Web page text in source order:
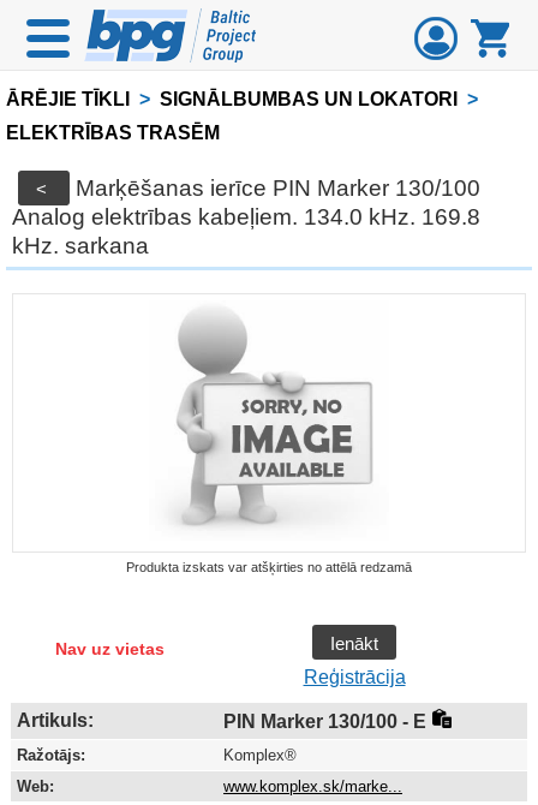
ĀRĒJIE TĪKLI > SIGNĀLBUMBAS UN LOKATORI
>
ELEKTRĪBAS TRASĒM
<
Marķēšanas ierīce PIN Marker 130/100
Analog elektrības kabeļiem. 134.0 kHz. 169.8
kHz. sarkana
Produkta izskats var atšķirties no attēlā redzamā
Nav uz vietas
Ienākt
Reģistrācija
Artikuls: PIN Marker 130/100 - E
Ražotājs:
Komplex®
Web:
www.komplex.sk/marke...